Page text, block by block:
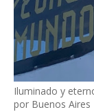
Iluminado y
por Buenos Aires